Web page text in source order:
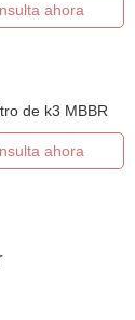
ahora
de k3 MBBR
ahora